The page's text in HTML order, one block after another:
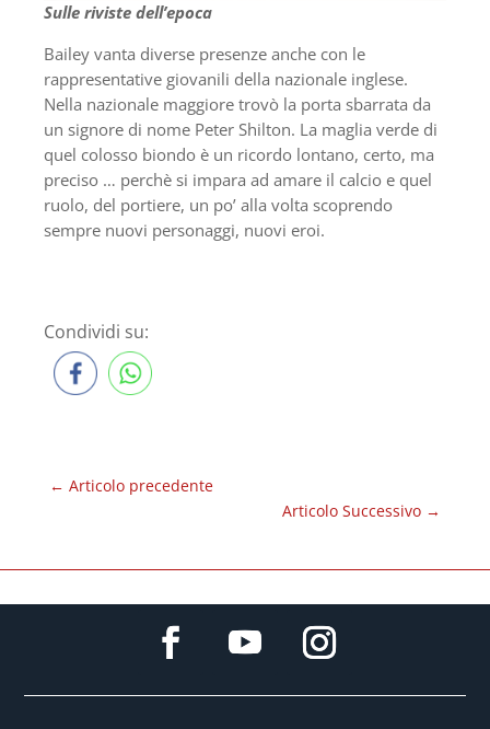
Sulle riviste dell’epoca
Bailey vanta diverse presenze anche con le
rappresentative giovanili della nazionale inglese.
Nella nazionale maggiore trovò la porta sbarrata da
un signore di nome Peter Shilton. La maglia verde di
quel colosso biondo è un ricordo lontano, certo, ma
preciso … perchè si impara ad amare il calcio e quel
ruolo, del portiere, un po’ alla volta scoprendo
sempre nuovi personaggi, nuovi eroi.
Condividi su:
← Articolo precedente
Articolo Successivo →